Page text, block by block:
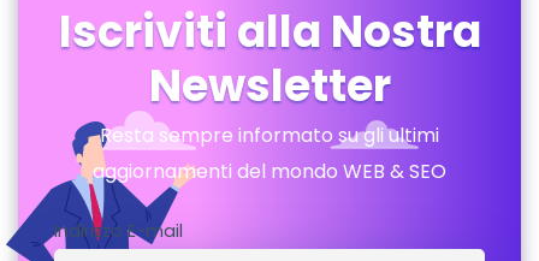
Iscriviti alla Nostra
Newsletter
Resta sempre informato su gli ultimi
aggiornamenti del mondo WEB & SEO
Indirizzo E-mail